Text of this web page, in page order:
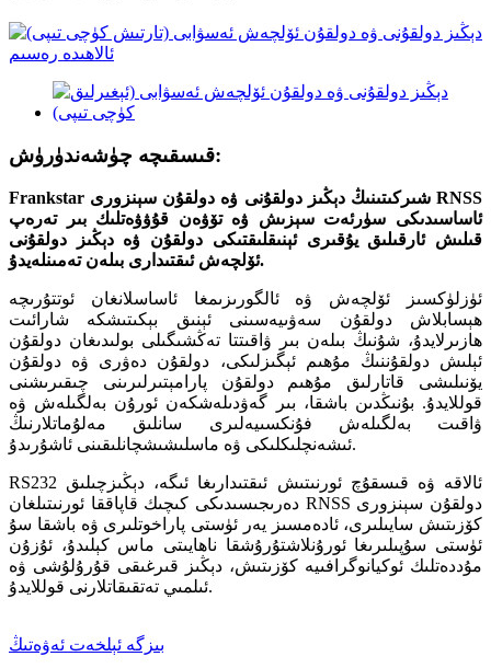
قىسقىچە چۈشەندۈرۈش:
Frankstar شىركىتىنىڭ دېڭىز دولقۇنى ۋە دولقۇن سېنزورى RNSS
ئاساسىدىكى سۈرئەت سېزىش ۋە تۆۋەن قۇۋۋەتلىك بىر تەرەپ
قىلىش ئارقىلىق يۇقىرى ئېنىقلىقتىكى دولقۇن ۋە دېڭىز دولقۇنى
ئۆلچەش ئىقتىدارى بىلەن تەمىنلەيدۇ.
ئۈزلۈكسىز ئۆلچەش ۋە ئالگورىزىمغا ئاساسلانغان ئوتتۇرىچە
ھېسابلاش دولقۇن سەۋىيەسىنى ئېنىق بېكىتىشكە شارائىت
ھازىرلايدۇ، شۇنىڭ بىلەن بىر ۋاقىتتا تەڭشىگىلى بولىدىغان دولقۇن
ئېلىش دولقۇننىڭ مۇھىم ئېگىزلىكى، دولقۇن دەۋرى ۋە دولقۇن
يۆنىلىشى قاتارلىق مۇھىم دولقۇن پارامېتىرلىرىنى چىقىرىشنى
قوللايدۇ. بۇنىڭدىن باشقا، بىر گەۋدىلەشكەن ئورۇن بەلگىلەش ۋە
ۋاقىت بەلگىلەش فۇنكسىيەلىرى سانلىق مەلۇماتلارنىڭ
ئىشەنچلىكلىكى ۋە ماسلىشىشچانلىقىنى ئاشۇرىدۇ.
RS232 ئالاقە ۋە قىسقۇچ ئورنىتىش ئىقتىدارىغا ئىگە، دېڭىزچىلىق
دەرىجىسىدىكى كىچىك قاپاققا ئورنىتىلغان RNSS دولقۇن سېنزورى
كۆزىتىش سايىلىرى، ئادەمسىز يەر ئۈستى پاراخوتلىرى ۋە باشقا سۇ
ئۈستى سۇپىلىرىغا ئورۇنلاشتۇرۇشقا ناھايىتى ماس كېلىدۇ، ئۇزۇن
مۇددەتلىك ئوكيانوگرافىيە كۆزىتىش، دېڭىز قىرغىقى قۇرۇلۇشى ۋە
ئىلمىي تەتقىقاتلارنى قوللايدۇ.
بىزگە ئېلخەت ئەۋەتىڭ